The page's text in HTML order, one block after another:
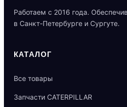
Работаем с 2016 года.
в Санкт-Петербурге и Сургуте.
КАТАЛОГ
Все товары
Запчасти CATERPILLAR